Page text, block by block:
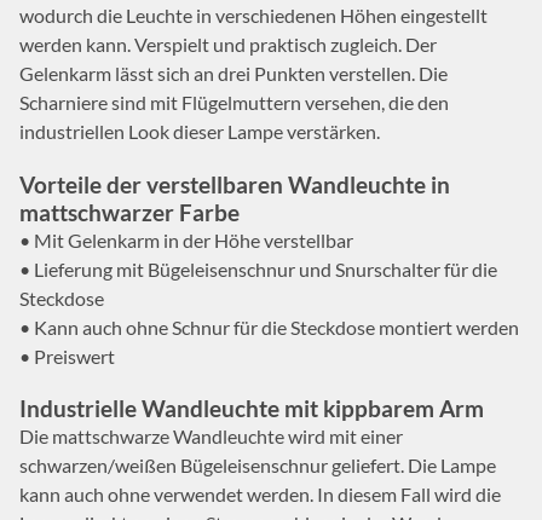
wodurch die Leuchte in verschiedenen Höhen eingestellt
werden kann. Verspielt und praktisch zugleich. Der
Gelenkarm lässt sich an drei Punkten verstellen. Die
Scharniere sind mit Flügelmuttern versehen, die den
industriellen Look dieser Lampe verstärken.
Vorteile der verstellbaren Wandleuchte in
mattschwarzer Farbe
• Mit Gelenkarm in der Höhe verstellbar
• Lieferung mit Bügeleisenschnur und Snurschalter für die
Steckdose
• Kann auch ohne Schnur für die Steckdose montiert werden
• Preiswert
Industrielle Wandleuchte mit kippbarem Arm
Die mattschwarze Wandleuchte wird mit einer
schwarzen/weißen Bügeleisenschnur geliefert. Die Lampe
kann auch ohne verwendet werden. In diesem Fall wird die